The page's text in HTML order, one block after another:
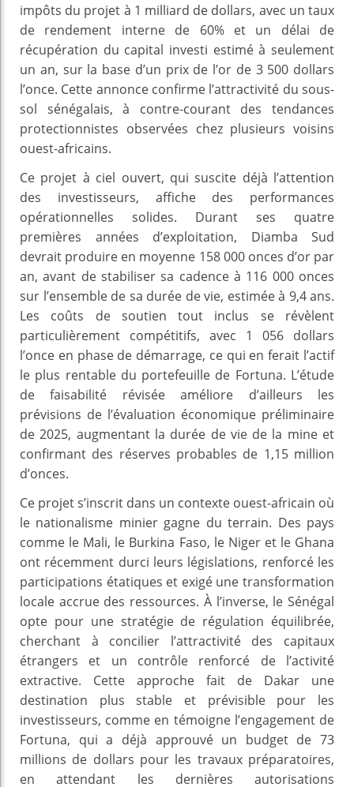
impôts du projet à 1 milliard de dollars, avec un taux
de rendement interne de 60% et un délai de
récupération du capital investi estimé à seulement
un an, sur la base d’un prix de l’or de 3 500 dollars
l’once. Cette annonce confirme l’attractivité du sous-
sol sénégalais, à contre-courant des tendances
protectionnistes observées chez plusieurs voisins
ouest-africains.
Ce projet à ciel ouvert, qui suscite déjà l’attention
des investisseurs, affiche des performances
opérationnelles solides. Durant ses quatre
premières années d’exploitation, Diamba Sud
devrait produire en moyenne 158 000 onces d’or par
an, avant de stabiliser sa cadence à 116 000 onces
sur l’ensemble de sa durée de vie, estimée à 9,4 ans.
Les coûts de soutien tout inclus se révèlent
particulièrement compétitifs, avec 1 056 dollars
l’once en phase de démarrage, ce qui en ferait l’actif
le plus rentable du portefeuille de Fortuna. L’étude
de faisabilité révisée améliore d’ailleurs les
prévisions de l’évaluation économique préliminaire
de 2025, augmentant la durée de vie de la mine et
confirmant des réserves probables de 1,15 million
d’onces.
Ce projet s’inscrit dans un contexte ouest-africain où
le nationalisme minier gagne du terrain. Des pays
comme le Mali, le Burkina Faso, le Niger et le Ghana
ont récemment durci leurs législations, renforcé les
participations étatiques et exigé une transformation
locale accrue des ressources. À l’inverse, le Sénégal
opte pour une stratégie de régulation équilibrée,
cherchant à concilier l’attractivité des capitaux
étrangers et un contrôle renforcé de l’activité
extractive. Cette approche fait de Dakar une
destination plus stable et prévisible pour les
investisseurs, comme en témoigne l’engagement de
Fortuna, qui a déjà approuvé un budget de 73
millions de dollars pour les travaux préparatoires,
en attendant les dernières autorisations